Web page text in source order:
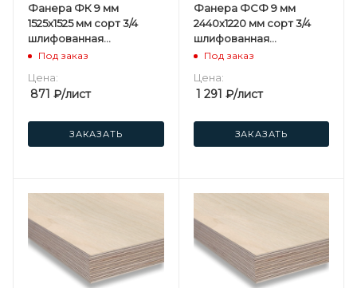
Фанера ФК 9 мм
1525х1525 мм сорт 3/4
шлифованная
березовая
Под заказ
Цена:
871 ₽/лист
ЗАКАЗАТЬ
Фанера ФСФ 9 мм
2440х1220 мм сорт 3/4
шлифованная
березовая
Под заказ
Цена:
1 291 ₽/лист
ЗАКАЗАТЬ